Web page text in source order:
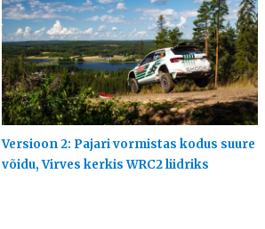
Versioon 2: Pajari vormistas kodus suure
võidu, Virves kerkis WRC2 liidriks